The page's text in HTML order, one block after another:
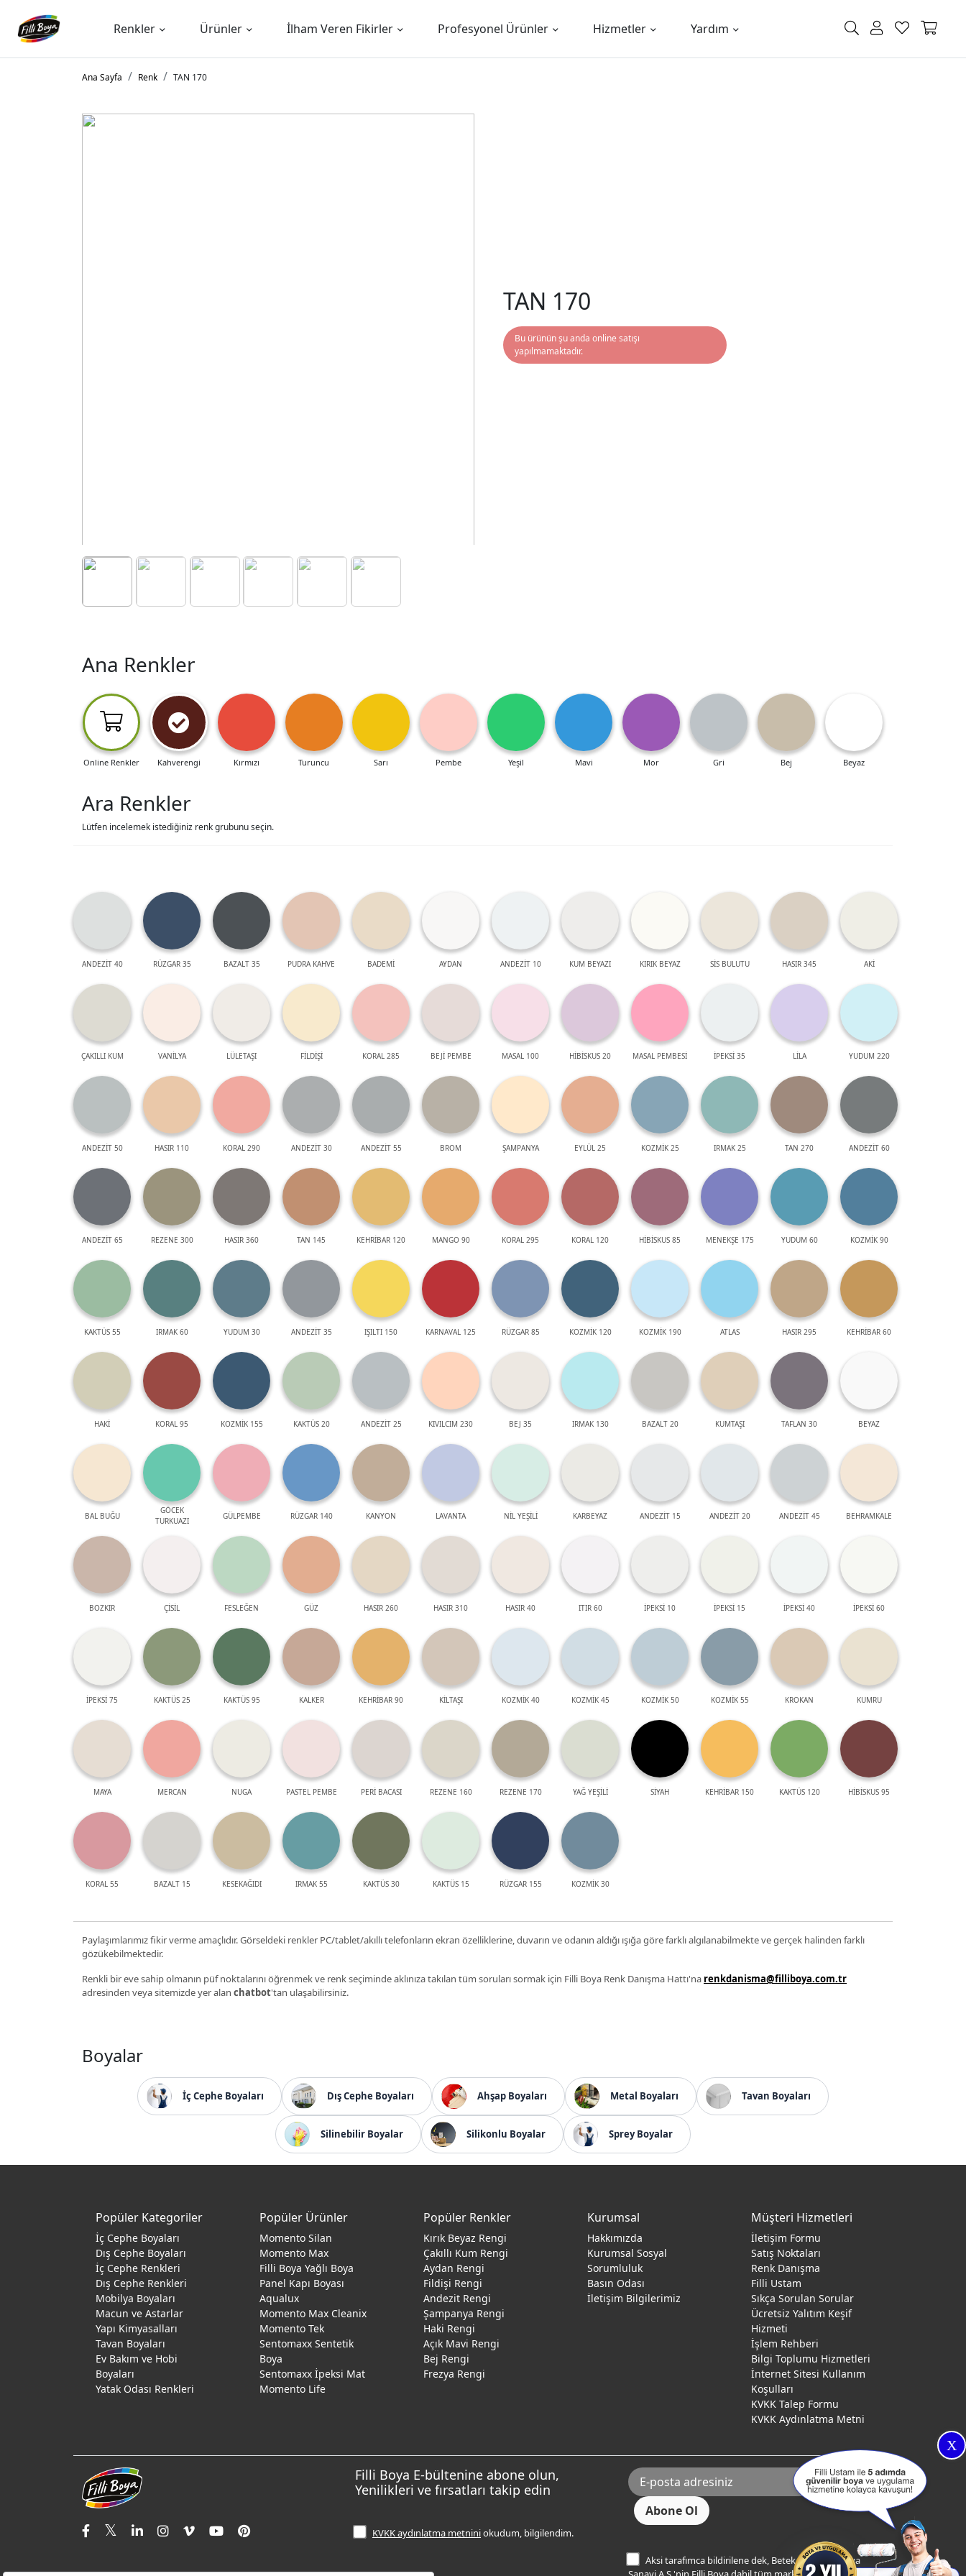
Renkler Ürünler İlham Veren Fikirler Profesyonel Ürünler Hizmetler Yardım
Ana Sayfa Renk TAN 170
TAN 170
Bu ürünün şu anda online satışı
yapılmamaktadır.
Ana Renkler
Online Renkler Kahverengi Kırmızı Turuncu Sarı Pembe Yeşil Mavi Mor Gri Bej Beyaz
Ara Renkler
Lütfen incelemek istediğiniz renk grubunu seçin.
ANDEZİT 40 RÜZGAR 35 BAZALT 35 PUDRA KAHVE BADEMİ AYDAN ANDEZİT 10 KUM BEYAZI KIRIK BEYAZ SİS BULUTU HASIR 345 AKİ
ÇAKILLI KUM VANİLYA LÜLETAŞI FİLDİŞİ KORAL 285 BEJİ PEMBE MASAL 100 HİBİSKUS 20 MASAL PEMBESİ İPEKSİ 35 LİLA YUDUM 220
ANDEZİT 50 HASIR 110 KORAL 290 ANDEZİT 30 ANDEZİT 55 BROM ŞAMPANYA EYLÜL 25 KOZMİK 25 IRMAK 25 TAN 270 ANDEZİT 60
ANDEZİT 65 REZENE 300 HASIR 360 TAN 145 KEHRİBAR 120 MANGO 90 KORAL 295 KORAL 120 HİBİSKUS 85 MENEKŞE 175 YUDUM 60 KOZMİK 90
KAKTÜS 55 IRMAK 60 YUDUM 30 ANDEZİT 35 IŞILTI 150 KARNAVAL 125 RÜZGAR 85 KOZMİK 120 KOZMİK 190 ATLAS HASIR 295 KEHRİBAR 60
HAKİ KORAL 95 KOZMİK 155 KAKTÜS 20 ANDEZİT 25 KIVILCIM 230 BEJ 35 IRMAK 130 BAZALT 20 KUMTAŞI TAFLAN 30 BEYAZ
BAL BUĞU
GÖCEK
TURKUAZI
GÜLPEMBE RÜZGAR 140 KANYON LAVANTA NİL YEŞİLİ KARBEYAZ ANDEZİT 15 ANDEZİT 20 ANDEZİT 45 BEHRAMKALE
BOZKIR ÇİSİL FESLEĞEN GÜZ HASIR 260 HASIR 310 HASIR 40 ITIR 60 İPEKSİ 10 İPEKSİ 15 İPEKSİ 40 İPEKSİ 60
İPEKSİ 75 KAKTÜS 25 KAKTÜS 95 KALKER KEHRİBAR 90 KİLTAŞI KOZMİK 40 KOZMİK 45 KOZMİK 50 KOZMİK 55 KROKAN KUMRU
MAYA MERCAN NUGA PASTEL PEMBE PERİ BACASI REZENE 160 REZENE 170 YAĞ YEŞİLİ SİYAH KEHRİBAR 150 KAKTÜS 120 HİBİSKUS 95
KORAL 55 BAZALT 15 KESEKAĞIDI IRMAK 55 KAKTÜS 30 KAKTÜS 15 RÜZGAR 155 KOZMİK 30
Paylaşımlarımız fikir verme amaçlıdır. Görseldeki renkler PC/tablet/akıllı telefonların ekran özelliklerine, duvarın ve odanın aldığı ışığa göre farklı algılanabilmekte ve gerçek halinden farklı
gözükebilmektedir.
Renkli bir eve sahip olmanın püf noktalarını öğrenmek ve renk seçiminde aklınıza takılan tüm soruları sormak için Filli Boya Renk Danışma Hattı'na renkdanisma@filliboya.com.tr
adresinden veya sitemizde yer alan chatbot'tan ulaşabilirsiniz.
Boyalar
İç Cephe Boyaları Dış Cephe Boyaları Ahşap Boyaları Metal Boyaları Tavan Boyaları
Silinebilir Boyalar Silikonlu Boyalar Sprey Boyalar
X
Popüler Kategoriler
İç Cephe Boyaları
Dış Cephe Boyaları
İç Cephe Renkleri
Dış Cephe Renkleri
Mobilya Boyaları
Macun ve Astarlar
Yapı Kimyasalları
Tavan Boyaları
Ev Bakım ve Hobi
Boyaları
Yatak Odası Renkleri
Popüler Ürünler
Momento Silan
Momento Max
Filli Boya Yağlı Boya
Panel Kapı Boyası
Aqualux
Momento Max Cleanix
Momento Tek
Sentomaxx Sentetik
Boya
Sentomaxx İpeksi Mat
Momento Life
Popüler Renkler
Kırık Beyaz Rengi
Çakıllı Kum Rengi
Aydan Rengi
Fildişi Rengi
Andezit Rengi
Şampanya Rengi
Haki Rengi
Açık Mavi Rengi
Bej Rengi
Frezya Rengi
Kurumsal
Hakkımızda
Kurumsal Sosyal
Sorumluluk
Basın Odası
İletişim Bilgilerimiz
Müşteri Hizmetleri
İletişim Formu
Satış Noktaları
Renk Danışma
Filli Ustam
Sıkça Sorulan Sorular
Ücretsiz Yalıtım Keşif
Hizmeti
İşlem Rehberi
Bilgi Toplumu Hizmetleri
İnternet Sitesi Kullanım
Koşulları
KVKK Talep Formu
KVKK Aydınlatma Metni
Filli Boya E-bültenine abone olun,
Yenilikleri ve fırsatları takip edin
KVKK aydınlatma metniniokudum, bilgilendim.
Aksi tarafımca bildirilene dek, Betek Boya ve Kimya